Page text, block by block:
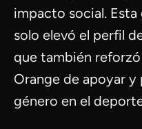
impacto social.
solo elevó el perfil
que también
Orange de apoyar
género en el